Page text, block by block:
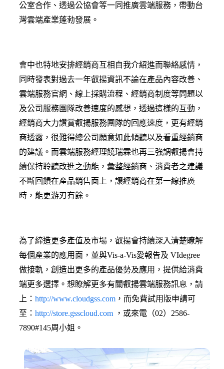
公室合作、透過公協會等一同推廣雲端服務，帶動台
灣雲端產業蓬勃發展。
會中也特地安排經銷商互相自我介紹進而聯絡感情，
同時發表對過去一年叡揚資訊不論在產品內容改善、
雲端服務官網、線上採購流程、經銷商制度等問題以
及公司服務團隊改善速度的感想，透過這樣的互動，
經銷商大力讚賞叡揚服務團隊的回應速度，更有經銷
商透露，很難得總公司願意如此傾聽以及看重經銷商
的建議。而雲端服務經理饒瑞霖也再三強調叡揚會持
續保持聆聽改進之動能，彙整經銷商、消費者之建議
不斷回饋在產品銷售面上，讓經銷商在第一線推廣
時，能更游刃有餘。
為了締造更多產值及市場，叡揚會持續深入清楚瞭解
每個產業的應用面，並與Vis-a-Vis愛報告及 VIdegree
做接軌，創造出更多的產品優勢及應用，提供給消費
端更多選擇。想瞭解更多有關叡揚雲端服務訊息，請
上： http://www.cloudgss.com ，而免費試用版申請可
至： http://store.gsscloud.com ，或來電（02）2586-
7890#145周小姐。